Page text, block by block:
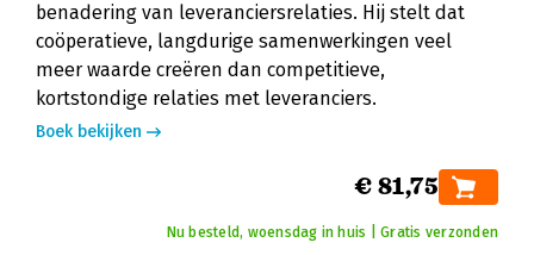
benadering van leveranciersrelaties. Hij stelt dat
coöperatieve, langdurige samenwerkingen veel
meer waarde creëren dan competitieve,
kortstondige relaties met leveranciers.
Boek bekijken
€ 81,75
Nu besteld, woensdag in huis | Gratis verzonden